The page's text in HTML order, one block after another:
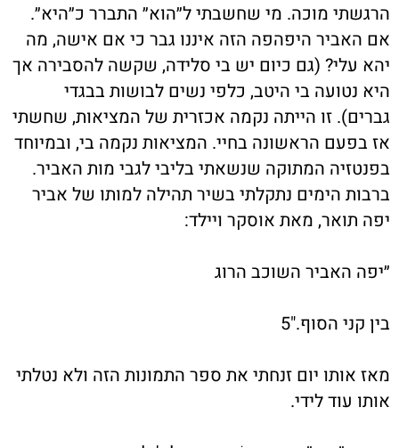
הרגשתי מוכה. מי שחשבתי ל״הוא״ התברר כ״היא״.
אם האביר היפהפה הזה איננו גבר כי אם אישה, מה
יהא עלי? (גם כיום יש בי סלידה, שקשה להסבירה אך
היא נטועה בי היטב, כלפי נשים לבושות בבגדי
גברים). זו הייתה נקמה אכזרית של המציאות, שחשתי
אז בפעם הראשונה בחיי. המציאות נקמה בי, ובמיוחד
בפנטזיה המתוקה שנשאתי בליבי לגבי מות האביר.
ברבות הימים נתקלתי בשיר תהילה למותו של אביר
יפה תואר, מאת אוסקר ויילד:
״יפה האביר השוכב הרוג
בין קני הסוף."5
מאז אותו יום זנחתי את ספר התמונות הזה ולא נטלתי
אותו עוד לידי.